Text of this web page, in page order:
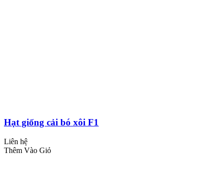
Hạt giống cải bó xôi F1
Liên hệ
Thêm Vào Giỏ